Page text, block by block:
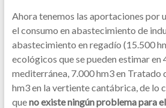
Ahora tenemos las aportaciones por
el consumo en abastecimiento de
abastecimiento en regadío (15.500
ecológicos que se pueden estimar en
mediterránea, 7.000 hm3 en Tratado
hm3 en la vertiente cantábrica, de lo
queno existe ningún problema para